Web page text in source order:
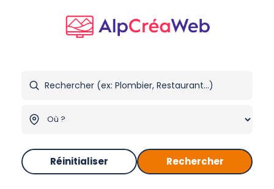
Réinitialiser Rechercher